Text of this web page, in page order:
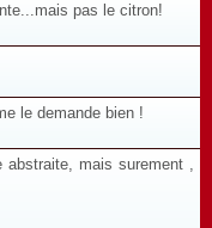
pas le citron!
le demande bien !
abstraite, mais surement ,